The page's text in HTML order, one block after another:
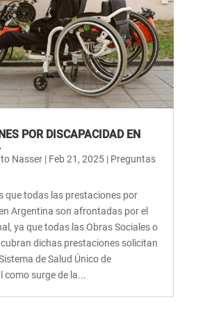
POR DISCAPACIDAD EN
Nasser| Feb 21, 2025| Preguntas
que todas las prestaciones por
Argentina son afrontadas por el
ya que todas las Obras Sociales o
dichas prestaciones solicitan
de Salud Único de
como surge de la...